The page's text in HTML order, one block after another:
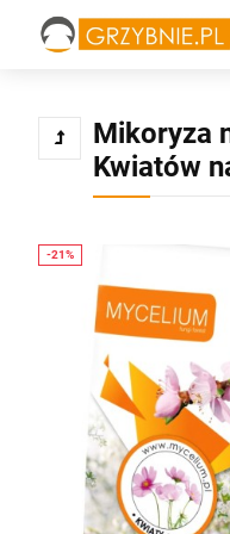
Mikoryza
Kwiatów